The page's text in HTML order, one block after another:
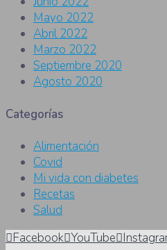
Mayo 2022
Abril 2022
Marzo 2022
Septiembre 2020
Agosto 2020
Categorías
Alimentación
Covid
Mi vida con diabetes
Recetas
Salud
Facebook YouTube